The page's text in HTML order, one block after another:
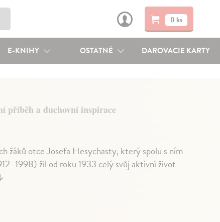
0 ks
E-KNIHY OSTATNÉ DAROVACIE KARTY
příběh a duchovní inspirace
žáků otce Josefa Hesychasty, který spolu s ním
žil od roku 1933 celý svůj aktivní život